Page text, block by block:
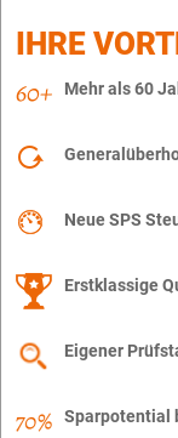
IHRE
Mehr als 60
Neue SPS
Erstklassige
Eigener
Sparpotential